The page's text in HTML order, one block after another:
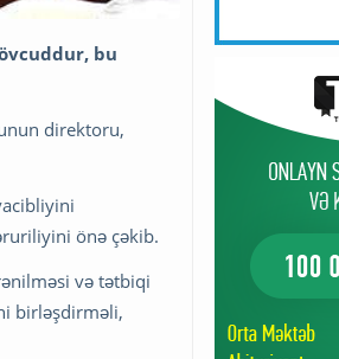
bu
direktoru,
önə çəkib.
və tətbiqi
birləşdirməli,